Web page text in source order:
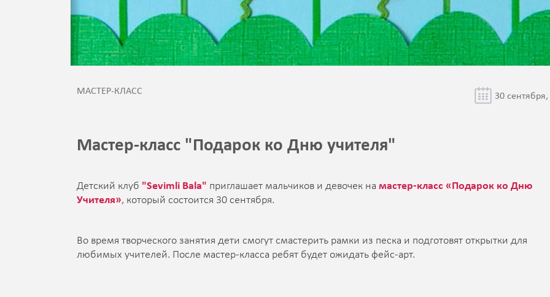
МАСТЕР-КЛАСС 30
Мастер-класс "Подарок ко Дню учителя"
Детский клуб "Sevimli Bala" приглашает мальчиков и девочек на мастер-класс «Подарок ко Дню
Учителя», который состоится 30 сентября.
Во время творческого занятия дети смогут смастерить рамки из песка и подготовят открытки для
любимых учителей. После мастер-класса ребят будет ожидать фейс-арт.